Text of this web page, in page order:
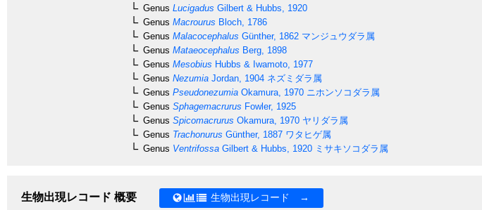
Genus Lucigadus Gilbert & Hubbs, 1920
Genus Macrourus Bloch, 1786
Genus Malacocephalus Günther, 1862 マンジュウダラ属
Genus Mataeocephalus Berg, 1898
Genus Mesobius Hubbs & Iwamoto, 1977
Genus Nezumia Jordan, 1904 ネズミダラ属
Genus Pseudonezumia Okamura, 1970 ニホンソコダラ属
Genus Sphagemacrurus Fowler, 1925
Genus Spicomacrurus Okamura, 1970 ヤリダラ属
Genus Trachonurus Günther, 1887 ワタヒゲ属
Genus Ventrifossa Gilbert & Hubbs, 1920 ミサキソコダラ属
生物出現レコード 概要 生物出現レコード →